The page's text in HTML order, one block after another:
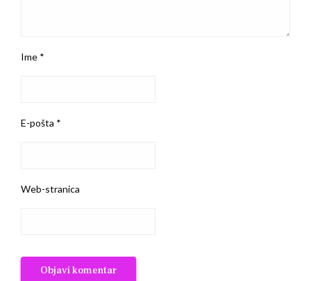
Ime *
E-pošta *
Web-stranica